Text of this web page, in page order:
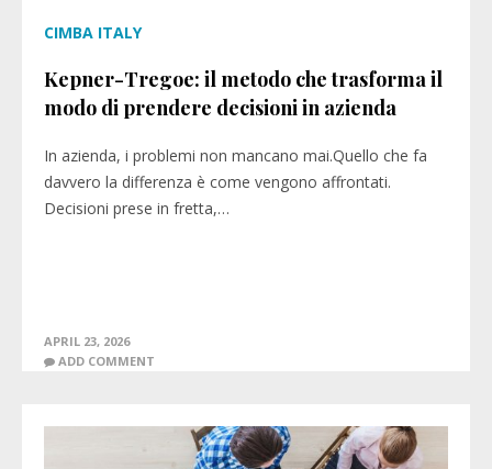
CIMBA ITALY
Kepner-Tregoe: il metodo che trasforma il
modo di prendere decisioni in azienda
In azienda, i problemi non mancano mai.Quello che fa
davvero la differenza è come vengono affrontati.
Decisioni prese in fretta,…
APRIL 23, 2026
ADD COMMENT